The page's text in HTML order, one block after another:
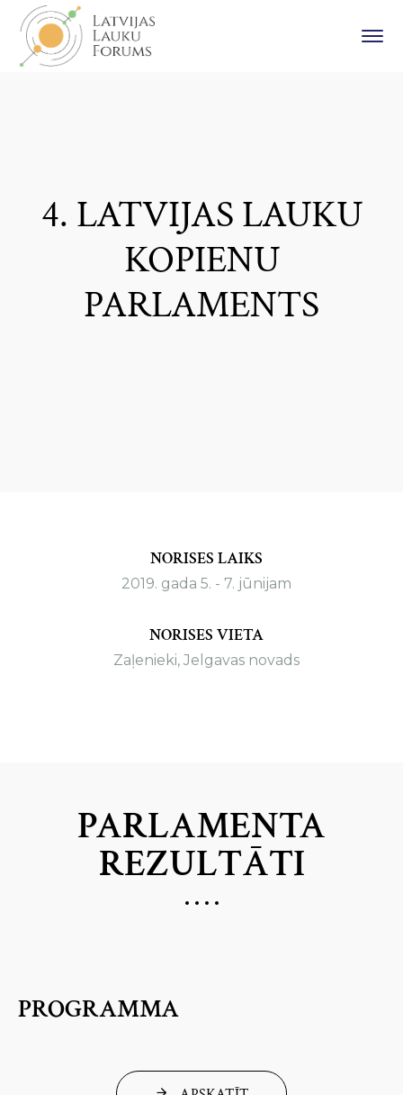
4. LATVIJAS LAUKU
KOPIENU
PARLAMENTS
NORISES LAIKS
2019. gada 5. - 7. jūnijam
NORISES VIETA
Zaļenieki, Jelgavas novads
PARLAMENTA
REZULTĀTI
PROGRAMMA